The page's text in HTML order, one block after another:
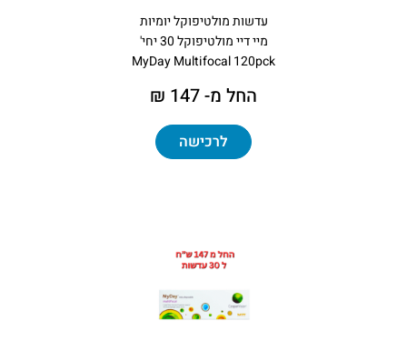
עדשות מולטיפוקל יומיות
מיי דיי מולטיפוקל 30 יחי'
MyDay Multifocal 120pck
החל מ- 147 ₪
לרכישה